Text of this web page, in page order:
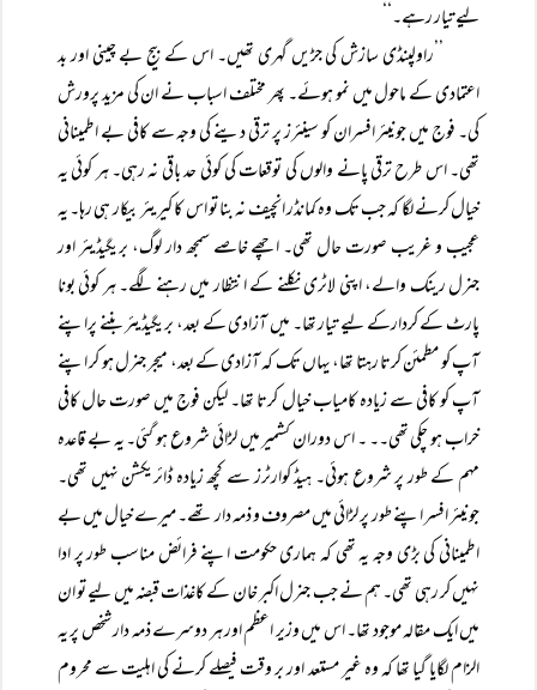
لیے تیار رہے۔‘‘
’’راولپنڈی سازش کی جڑیں گہری تھیں۔ اس کے بیج بے چینی اور بد
اعتمادی کے ماحول میں نمو ہوئے۔ پھر مختلف اسباب نے ان کی مزید پرورش
کی۔ فوج میں جونیئر افسران کو سینئرز پر ترقی دینے کی وجہ سے کافی بے اطمینانی
تھی۔ اس طرح ترقی پانے والوں کی توقعات کی کوئی حد باقی نہ رہی۔ ہر کوئی یہ
خیال کرنے لگا کہ جب تک وہ کمانڈر انچیف نہ بنا تو اس کا کیریئر بیکار ہی رہا۔ یہ
عجیب و غریب صورت حال تھی۔ اچھے خاصے سمجھ دار لوگ، بریگیڈیئر اور
جنرل رینک والے، اپنی لاٹری نکلنے کے انتظار میں رہنے لگے۔ ہر کوئی بونا
پارٹ کے کردارکے لیے تیار تھا۔ میں آزادی کے بعد، بریگیڈیئر بننے پراپنے
آپ کو مطمئن کرتا رہتا تھا، یہاں تک کہ آزادی کے بعد، میجر جنرل ہو کر اپنے
آپ کو کافی سے زیادہ کامیاب خیال کرتا تھا۔ لیکن فوج میں صورت حال کافی
خراب ہو چکی تھی۔۔ ۔ اس دوران کشمیر میں لڑائی شروع ہو گئی۔ یہ بے قاعدہ
مہم کے طور پر شروع ہوئی۔ ہیڈ کوارٹرز سے کچھ زیادہ ڈائریکشن نہیں تھی۔
جونیئر افسر اپنے طور پر لڑائی میں مصروف و ذمہ دار تھے۔ میرے خیال میں بے
اطمینانی کی بڑی وجہ یہ تھی کہ ہماری حکومت اپنے فرائض مناسب طور پر ادا
نہیں کر رہی تھی۔ ہم نے جب جنرل اکبر خان کے کاغذات قبضہ میں لیے تو ان
میں ایک مقالہ موجود تھا۔ اس میں وزیر اعظم اور ہر دوسرے ذمہ دار شخص پر یہ
الزام لگایا گیا تھا کہ وہ غیر مستعد اور بر وقت فیصلے کرنے کی اہلیت سے محروم